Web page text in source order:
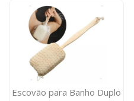
Escovão para Banho Duplo